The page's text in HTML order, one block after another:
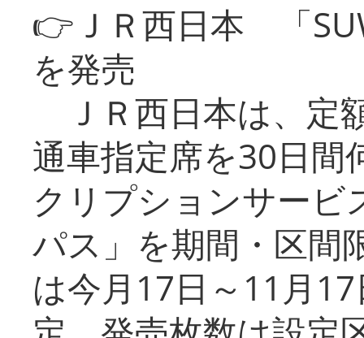
👉ＪＲ西日本 「
を発売
ＪＲ西日本は、定
通車指定席を30日間
クリプションサービ
パス」を期間・区間
は今月17日～11月